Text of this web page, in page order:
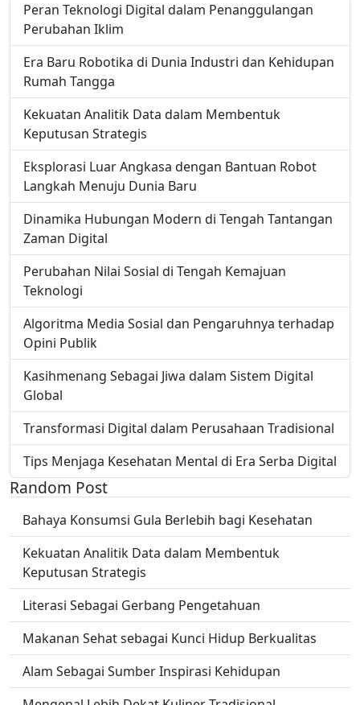
Peran Teknologi Digital dalam Penanggulangan
Perubahan Iklim
Era Baru Robotika di Dunia Industri dan Kehidupan
Rumah Tangga
Kekuatan Analitik Data dalam Membentuk
Keputusan Strategis
Eksplorasi Luar Angkasa dengan Bantuan Robot
Langkah Menuju Dunia Baru
Dinamika Hubungan Modern di Tengah Tantangan
Zaman Digital
Perubahan Nilai Sosial di Tengah Kemajuan
Teknologi
Algoritma Media Sosial dan Pengaruhnya terhadap
Opini Publik
Kasihmenang Sebagai Jiwa dalam Sistem Digital
Global
Transformasi Digital dalam Perusahaan Tradisional
Tips Menjaga Kesehatan Mental di Era Serba Digital
Random Post
Bahaya Konsumsi Gula Berlebih bagi Kesehatan
Kekuatan Analitik Data dalam Membentuk
Keputusan Strategis
Literasi Sebagai Gerbang Pengetahuan
Makanan Sehat sebagai Kunci Hidup Berkualitas
Alam Sebagai Sumber Inspirasi Kehidupan